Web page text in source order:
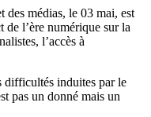
des médias, le 03 mai, est
de l’ère numérique sur la
l’accès à
difficultés induites par le
pas un donné mais un